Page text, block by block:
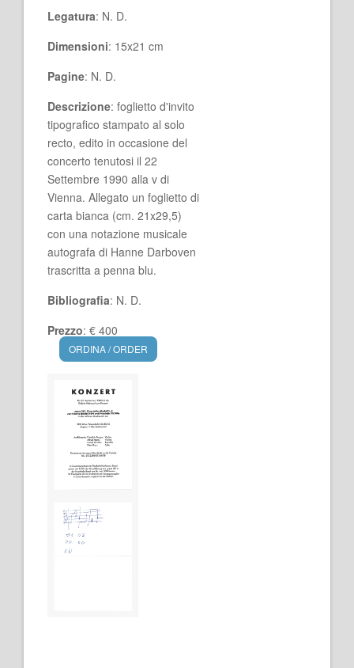
Legatura: N. D.
Dimensioni: 15x21 cm
Pagine: N. D.
Descrizione: foglietto d'invito
tipografico stampato al solo
recto, edito in occasione del
concerto tenutosi il 22
Settembre 1990 alla v di
Vienna. Allegato un foglietto di
carta bianca (cm. 21x29,5)
con una notazione musicale
autografa di Hanne Darboven
trascritta a penna blu.
Bibliografia: N. D.
Prezzo: € 400
ORDINA / ORDER